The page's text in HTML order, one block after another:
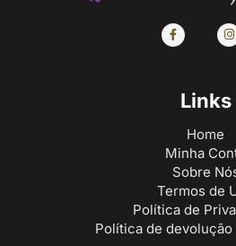
Links
Home
Minha
Sobre
Termos de
Política de
Política de